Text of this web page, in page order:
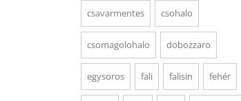
csavarmentes csohalo
csomagolohalo dobozzaro
egysoros fali falisin fehér